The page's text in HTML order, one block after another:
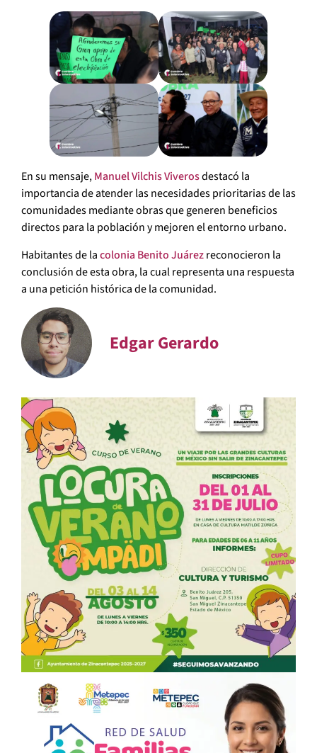
En su mensaje,Manuel Vilchis Viverosdestacó la
importancia de atender las necesidades prioritarias de las
comunidades mediante obras que generen beneficios
directos para la población y mejoren el entorno urbano.
Habitantes de lacolonia Benito Juárezreconocieron la
conclusión de esta obra, la cual representa una respuesta
a una petición histórica de la comunidad.
Edgar Gerardo